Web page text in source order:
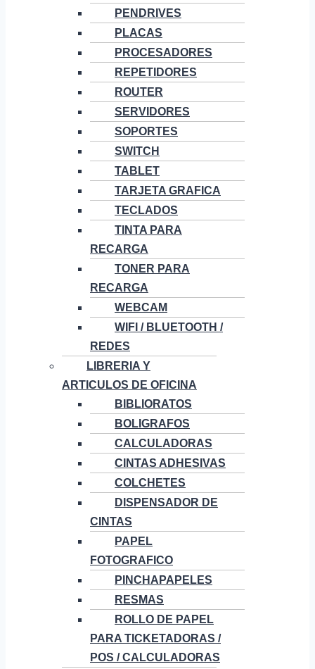
PENDRIVES
PLACAS
PROCESADORES
REPETIDORES
ROUTER
SERVIDORES
SOPORTES
SWITCH
TABLET
TARJETA GRAFICA
TECLADOS
TINTA PARA
RECARGA
TONER PARA
RECARGA
WEBCAM
WIFI / BLUETOOTH /
REDES
LIBRERIA Y
ARTICULOS DE OFICINA
BIBLIORATOS
BOLIGRAFOS
CALCULADORAS
CINTAS ADHESIVAS
COLCHETES
DISPENSADOR DE
CINTAS
PAPEL
FOTOGRAFICO
PINCHAPAPELES
RESMAS
ROLLO DE PAPEL
PARA TICKETADORAS /
POS / CALCULADORAS